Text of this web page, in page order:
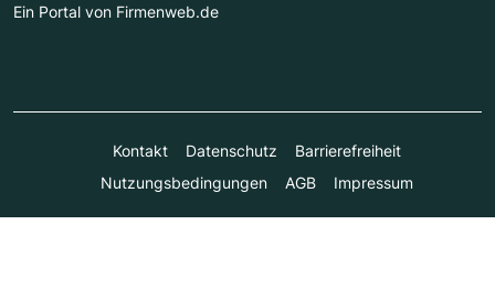
Ein Portal von Firmenweb.de
Kontakt Datenschutz
Barrierefreiheit
Nutzungsbedingungen
AGB Impressum